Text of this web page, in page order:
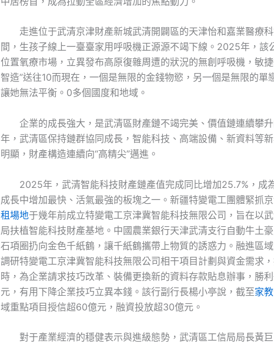
走進位于武清京津財產新城武清開闢區的天津怡和嘉業醫療
間，生孩子線上一臺臺家用呼吸機正源源不竭下線。2025年，該
位置氧療市場，立異發布高原復雜周遭的狀況的無創呼吸機，敏
智造”送往10而現在，一個是無限的金錢物慾，另一個是無限的單
讓她無法平衡。0多個國度和地域。
企業的成長強大，是武清區財產鏈不竭完美、價值鏈連續攀
年，武清區保持鏈群協同成長，智能科技、高端設備、新資料等
明顯，財產構造連續向“高精尖”邁進。
2025年，武清智能科技財產鏈產值完成同比增加25.7%，成
成長中增加最快、活氣最強的板塊之一。新疆特變電工團體緊抓
租場地于幾年前成立特變電工京津冀智能科技無限公司，旨在以
局扶植智能科技財產基地。中國農業銀行天津武清支行自動牛土
石項圈扔向金色千紙鶴，讓千紙鶴攜帶上物質的誘惑力。融進區
調研特變電工京津冀智能科技無限公司相干項目計劃與資金需求
時，為企業請求技巧改革、裝備更換新的資料存款貼息辦事，勝
元，有用下降企業技巧立異本錢。該行副行長楊小亭說，截至家教
域重點項目授信超60億元，融資投放超30億元。
對于產業經濟的穩健表示與進級態勢，武清區工信局局長黃